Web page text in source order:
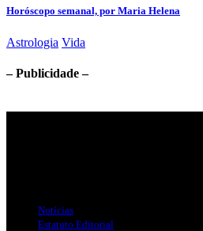
Horóscopo semanal, por Maria Helena
Astrologia Vida
– Publicidade –
Notícias
Estatuto Editorial